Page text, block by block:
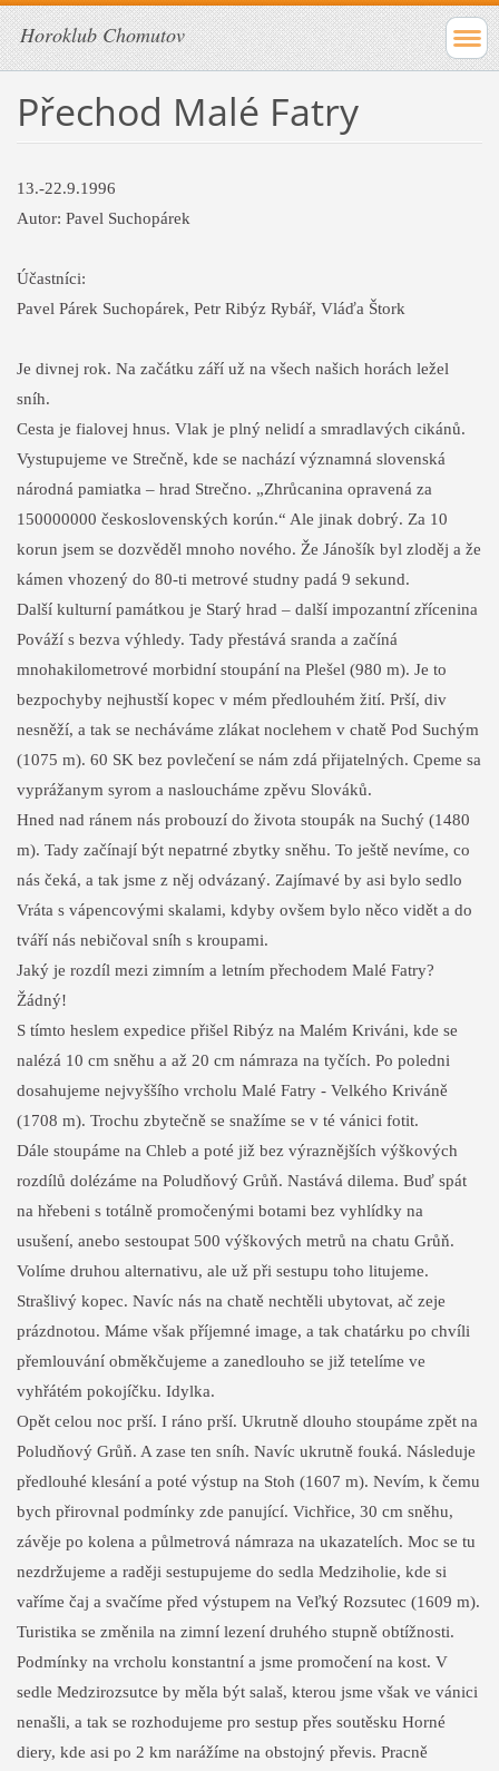
Horoklub Chomutov
Přechod Malé Fatry
13.-22.9.1996
Autor: Pavel Suchopárek
Účastníci:
Pavel Párek Suchopárek, Petr Ribýz Rybář, Vláďa Štork
Je divnej rok. Na začátku září už na všech našich horách ležel
sníh.
Cesta je fialovej hnus. Vlak je plný nelidí a smradlavých cikánů.
Vystupujeme ve Strečně, kde se nachází významná slovenská
národná pamiatka – hrad Strečno. „Zhrůcanina opravená za
150000000 československých korún.“ Ale jinak dobrý. Za 10
korun jsem se dozvěděl mnoho nového. Že Jánošík byl zloděj a že
kámen vhozený do 80-ti metrové studny padá 9 sekund.
Další kulturní památkou je Starý hrad – další impozantní zřícenina
Pováží s bezva výhledy. Tady přestává sranda a začíná
mnohakilometrové morbidní stoupání na Plešel (980 m). Je to
bezpochyby nejhustší kopec v mém předlouhém žití. Prší, div
nesněží, a tak se necháváme zlákat noclehem v chatě Pod Suchým
(1075 m). 60 SK bez povlečení se nám zdá přijatelných. Cpeme sa
vyprážanym syrom a nasloucháme zpěvu Slováků.
Hned nad ránem nás probouzí do života stoupák na Suchý (1480
m). Tady začínají být nepatrné zbytky sněhu. To ještě nevíme, co
nás čeká, a tak jsme z něj odvázaný. Zajímavé by asi bylo sedlo
Vráta s vápencovými skalami, kdyby ovšem bylo něco vidět a do
tváří nás nebičoval sníh s kroupami.
Jaký je rozdíl mezi zimním a letním přechodem Malé Fatry?
Žádný!
S tímto heslem expedice přišel Ribýz na Malém Kriváni, kde se
nalézá 10 cm sněhu a až 20 cm námraza na tyčích. Po poledni
dosahujeme nejvyššího vrcholu Malé Fatry - Velkého Kriváně
(1708 m). Trochu zbytečně se snažíme se v té vánici fotit.
Dále stoupáme na Chleb a poté již bez výraznějších výškových
rozdílů dolézáme na Poludňový Grůň. Nastává dilema. Buď spát
na hřebeni s totálně promočenými botami bez vyhlídky na
usušení, anebo sestoupat 500 výškových metrů na chatu Grůň.
Volíme druhou alternativu, ale už při sestupu toho litujeme.
Strašlivý kopec. Navíc nás na chatě nechtěli ubytovat, ač zeje
prázdnotou. Máme však příjemné image, a tak chatárku po chvíli
přemlouvání obměkčujeme a zanedlouho se již tetelíme ve
vyhřátém pokojíčku. Idylka.
Opět celou noc prší. I ráno prší. Ukrutně dlouho stoupáme zpět na
Poludňový Grůň. A zase ten sníh. Navíc ukrutně fouká. Následuje
předlouhé klesání a poté výstup na Stoh (1607 m). Nevím, k čemu
bych přirovnal podmínky zde panující. Vichřice, 30 cm sněhu,
závěje po kolena a půlmetrová námraza na ukazatelích. Moc se tu
nezdržujeme a raději sestupujeme do sedla Medziholie, kde si
vaříme čaj a svačíme před výstupem na Veľký Rozsutec (1609 m).
Turistika se změnila na zimní lezení druhého stupně obtížnosti.
Podmínky na vrcholu konstantní a jsme promočení na kost. V
sedle Medzirozsutce by měla být salaš, kterou jsme však ve vánici
nenašli, a tak se rozhodujeme pro sestup přes soutěsku Horné
diery, kde asi po 2 km narážíme na obstojný převis. Pracně